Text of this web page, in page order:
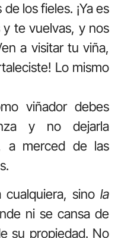
los fieles. ¡Ya es
te vuelvas, y nos
a visitar tu viña,
Lo mismo
viñador debes
y no dejarla
a merced de las
sino la
ni se cansa de
su propiedad. No